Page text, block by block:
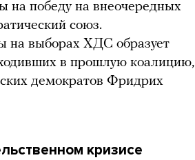
на победу на внеочередных
союз.
на выборах ХДС образует
в прошлую коалицию,
демократов Фридрих
кризисе